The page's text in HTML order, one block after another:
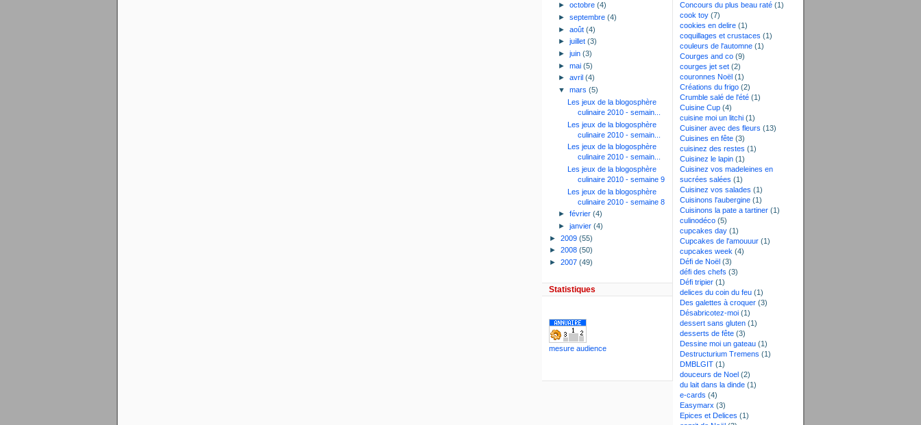
► octobre (4)
► septembre (4)
► août (4)
► juillet (3)
► juin (3)
► mai (5)
► avril (4)
▼ mars (5)
Les jeux de la blogosphère
culinaire 2010 - semain...
Les jeux de la blogosphère
culinaire 2010 - semain...
Les jeux de la blogosphère
culinaire 2010 - semain...
Les jeux de la blogosphère
culinaire 2010 - semaine 9
Les jeux de la blogosphère
culinaire 2010 - semaine 8
► février (4)
► janvier (4)
► 2009 (55)
► 2008 (50)
► 2007 (49)
Statistiques
mesure audience
Concours du plus beau raté (1)
cook toy (7)
cookies en delire (1)
coquillages et crustaces (1)
couleurs de l'automne (1)
Courges and co (9)
courges jet set (2)
couronnes Noël (1)
Créations du frigo (2)
Crumble salé de l'été (1)
Cuisine Cup (4)
cuisine moi un litchi (1)
Cuisiner avec des fleurs (13)
Cuisines en fête (3)
cuisinez des restes (1)
Cuisinez le lapin (1)
Cuisinez vos madeleines en
sucrées salées (1)
Cuisinez vos salades (1)
Cuisinons l'aubergine (1)
Cuisinons la pate a tartiner (1)
culinodéco (5)
cupcakes day (1)
Cupcakes de l'amouuur (1)
cupcakes week (4)
Défi de Noël (3)
défi des chefs (3)
Défi tripier (1)
delices du coin du feu (1)
Des galettes à croquer (3)
Désabricotez-moi (1)
dessert sans gluten (1)
desserts de fête (3)
Dessine moi un gateau (1)
Destructurium Tremens (1)
DMBLGIT (1)
douceurs de Noel (2)
du lait dans la dinde (1)
e-cards (4)
Easymarx (3)
Epices et Delices (1)